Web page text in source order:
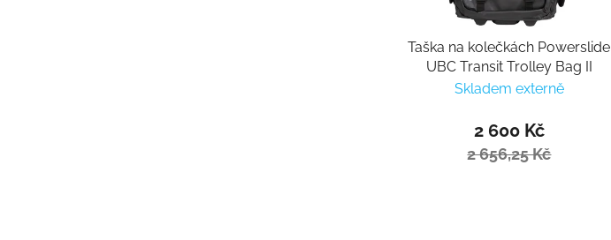
Taška na kolečkách Powerslide
UBC Transit Trolley Bag II
Skladem externě
2 600 Kč
2 656,25 Kč